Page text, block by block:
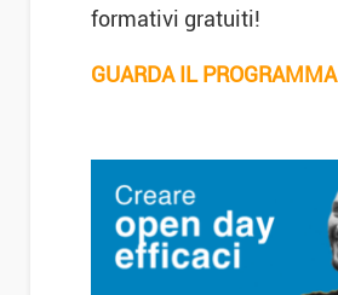
formativi gratuiti!
GUARDA IL PROGRAMMA